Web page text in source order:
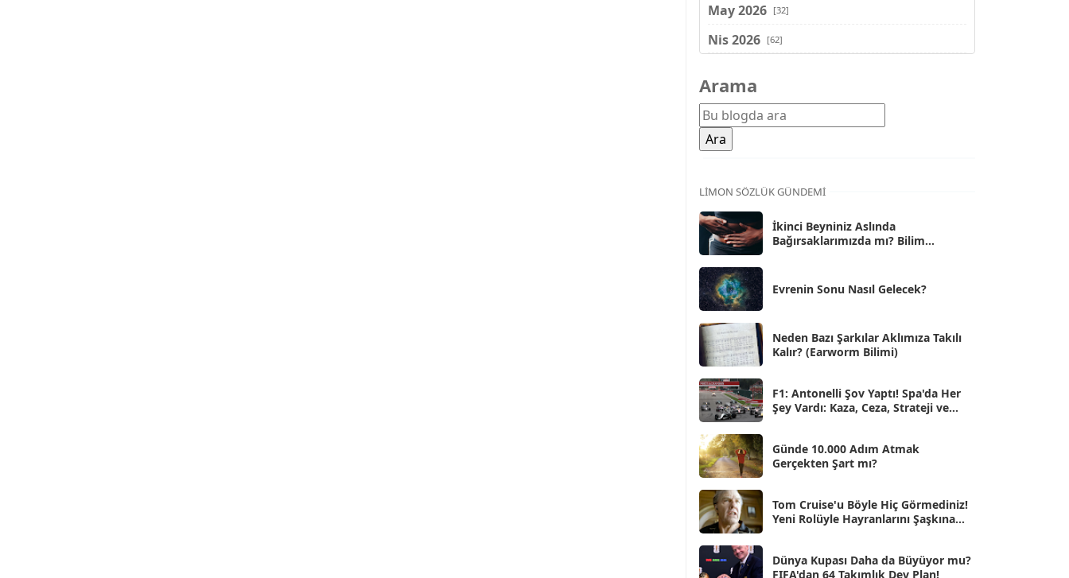
May 2026 [32]
Nis 2026 [62]
Şub 2026
Oca 2026 [72]
Ara 2025
Kas 2025
Eki 2025
Eyl 2025 [56]
Ağu 2025
Tem 2025
Haz 2025
May 2025 [54]
Nis 2025 [56]
Mar 2025 [50]
Şub 2025 [57]
Oca 2025
Ara 2024 [25]
Kas 2024
Eki 2024 [46]
Arama
LIMON SÖZLÜK GÜNDEMI
İkinci Beyniniz Aslında
Bağırsaklarımızda mı? Bilim
Evrenin Sonu Nasıl Gelecek?
Neden Bazı Şarkılar Aklımıza Takılı
Kalır? (Earworm Bilimi)
F1: Antonelli Şov Yaptı! Spa'da Her
Şey Vardı: Kaza, Ceza, Strateji ve
Günde 10.000 Adım Atmak
Gerçekten Şart mı?
Tom Cruise'u Böyle Hiç Görmediniz!
Yeni Rolüyle Hayranlarını Şaşkına
Dünya Kupası Daha da Büyüyor mu?
FIFA'dan 64 Takımlık Dev Plan!